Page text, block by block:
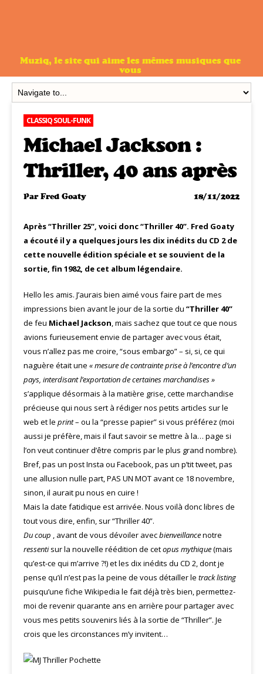
Muziq, le site qui aime les mêmes musiques que
vous
CLASSIQ SOUL-FUNK
Michael Jackson :
Thriller, 40 ans après
ParFred Goaty 18/11/2022
Après “Thriller 25”, voici donc “Thriller 40”. Fred Goaty
a écouté il y a quelques jours les dix inédits du CD 2 de
cette nouvelle édition spéciale et se souvient de la
sortie, fin 1982, de cet album légendaire.
Hello les amis. J’aurais bien aimé vous faire part de mes
impressions bien avant le jour de la sortie du “Thriller 40”
de feu Michael Jackson, mais sachez que tout ce que nous
avions furieusement envie de partager avec vous était,
vous n’allez pas me croire, “sous embargo” – si, si, ce qui
naguère était une « mesure de contrainte prise à l’encontre d’un
pays, interdisant l’exportation de certaines marchandises »
s’applique désormais à la matière grise, cette marchandise
précieuse qui nous sert à rédiger nos petits articles sur le
web et le print– ou la “presse papier” si vous préférez (moi
aussi je préfère, mais il faut savoir se mettre à la… page si
l’on veut continuer d’être compris par le plus grand nombre).
Bref, pas un post Insta ou Facebook, pas un p’tit tweet, pas
une allusion nulle part, PAS UN MOT avant ce 18 novembre,
sinon, il aurait pu nous en cuire !
Mais la date fatidique est arrivée. Nous voilà donc libres de
tout vous dire, enfin, sur “Thriller 40”.
Du coup , avant de vous dévoiler avecbienveillancenotre
ressentisur la nouvelle réédition de cetopus mythique(mais
qu’est-ce qui m’arrive ?!) et les dix inédits du CD 2, dont je
pense qu’il n’est pas la peine de vous détailler le track listing
puisqu’une fiche Wikipedia le fait déjà très bien, permettez-
moi de revenir quarante ans en arrière pour partager avec
vous mes petits souvenirs liés à la sortie de “Thriller”. Je
crois que les circonstances m’y invitent…